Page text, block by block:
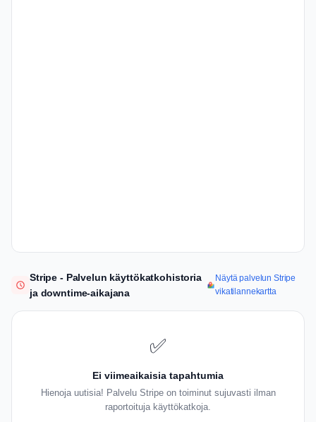
Stripe - Palvelun käyttökatkohistoria
ja downtime-aikajana
Näytä palvelun Stripe
vikatilannekartta
✅
Ei viimeaikaisia tapahtumia
Hienoja uutisia! Palvelu Stripe on toiminut sujuvasti ilman
raportoituja käyttökatkoja.